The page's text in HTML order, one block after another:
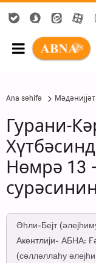
Ana səhifə
Гурани-
Нөмрә 13
Әһли-Бејт
Аҝентлији- АБНА:
(сәлләллаһу